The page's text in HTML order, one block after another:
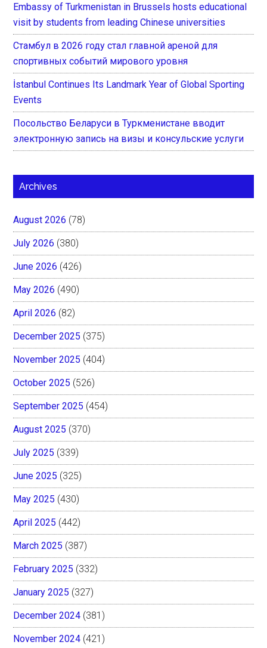
Embassy of Turkmenistan in Brussels hosts educational
visit by students from leading Chinese universities
Стамбул в 2026 году стал главной ареной для
спортивных событий мирового уровня
İstanbul Continues Its Landmark Year of Global Sporting
Events
Посольство Беларуси в Туркменистане вводит
электронную запись на визы и консульские услуги
Archives
August 2026 (78)
July 2026 (380)
June 2026 (426)
May 2026 (490)
April 2026 (82)
December 2025 (375)
November 2025 (404)
October 2025 (526)
September 2025 (454)
August 2025 (370)
July 2025 (339)
June 2025 (325)
May 2025 (430)
April 2025 (442)
March 2025 (387)
February 2025 (332)
January 2025 (327)
December 2024 (381)
November 2024 (421)